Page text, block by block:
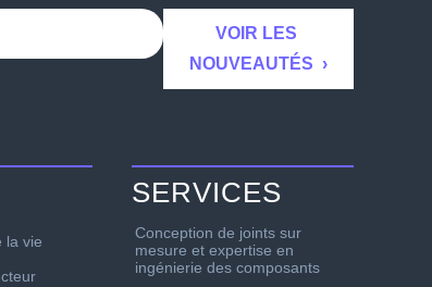
la vie
SERVICES
Conception de joints sur
mesure et expertise en
ingénierie des composants